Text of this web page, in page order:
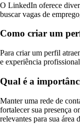
O LinkedIn oferece
buscar vagas de
Como criar um
Para criar um perfil
e experiência
Qual é a
Manter uma rede de
fortalecer sua presença
relevantes para sua área